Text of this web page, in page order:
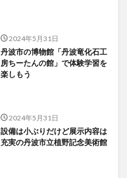
2024年5月31日
丹波市の博物館「丹波竜化石工
房ちーたんの館」で体験学習を
楽しもう
2024年5月31日
設備は小ぶりだけど展示内容は
充実の丹波市立植野記念美術館